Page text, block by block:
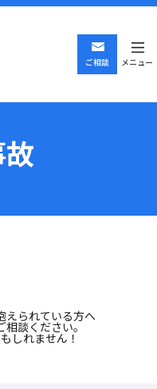
ご相談 メニュー
えられている方へ
談ください。
しれません！